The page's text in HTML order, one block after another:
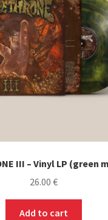
III – Vinyl LP (green
26.00 €
Add to cart